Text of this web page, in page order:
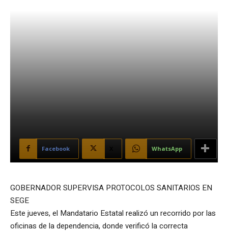
Facebook WhatsApp
GOBERNADOR SUPERVISA PROTOCOLOS SANITARIOS EN
SEGE
Este jueves, el Mandatario Estatal realizó un recorrido por las
oficinas de la dependencia, donde verificó la correcta